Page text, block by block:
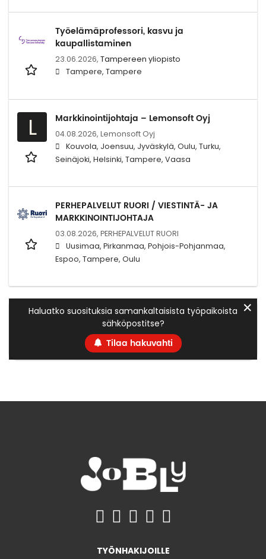
Työelämäprofessori, kasvu ja
kaupallistaminen
23.06.2026, Tampereen yliopisto
Tampere, Tampere
L Markkinointijohtaja – Lemonsoft Oyj
04.08.2026, Lemonsoft Oyj
Kouvola, Joensuu, Jyväskylä, Oulu, Turku,
Seinäjoki, Helsinki, Tampere, Vaasa
PERHEPALVELUT RUORI / VIESTINTÄ- JA
MARKKINOINTIJOHTAJA
03.08.2026, PERHEPALVELUT RUORI
Uusimaa, Pirkanmaa, Pohjois-Pohjanmaa,
Espoo, Tampere, Oulu
Haluatko suosituksia samankaltaisista työpaikoista
sähköpostitse?
Tilaa hakuvahti
✕
TYÖNHAKIJOILLE